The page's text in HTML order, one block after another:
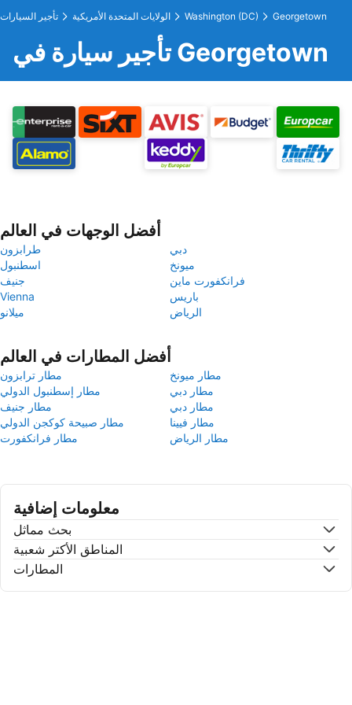
تأجير السيارات الولايات المتحدة الأمريكية Washington (DC) Georgetown
تأجير سيارة في Georgetown
أفضل الوجهات في العالم
طرابزون
دبي
اسطنبول
ميونخ
جنيف
فرانكفورت ماين
Vienna
باريس
ميلانو
الرياض
أفضل المطارات في العالم
مطار ترابزون
مطار ميونخ
مطار إسطنبول الدولي
مطار دبي
مطار جنيف
مطار دبي
مطار صبيحة كوكجن الدولي
مطار فيينا
مطار فرانكفورت
مطار الرياض
معلومات إضافية
بحث مماثل
المناطق الأكتر شعبية
المطارات